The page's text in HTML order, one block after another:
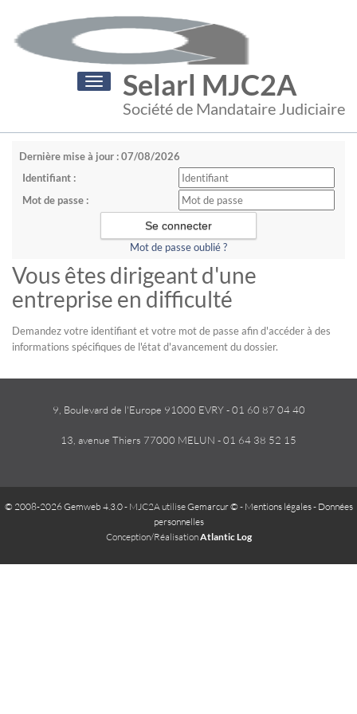
Selarl MJC2A
Société de Mandataire Judiciaire
Toggle
navigation
Dernière mise à jour : 07/08/2026
Identifiant :
Mot de passe :
Mot de passe oublié ?
Vous êtes dirigeant d'une
entreprise en difficulté
Demandez votre identifiant et votre mot de passe afin d'accéder à des
informations spécifiques de l'état d'avancement du dossier.
9, Boulevard de l'Europe 91000 EVRY - 01 60 87 04 40
13, avenue Thiers 77000 MELUN - 01 64 38 52 15
© 2008-2026 Gemweb 4.3.0- MJC2A utiliseGemarcur © - Mentions légales- Données
personnelles
Conception/RéalisationAtlantic Log